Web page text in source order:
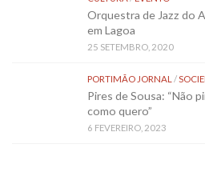
Orquestra de Jazz do
em Lagoa
25 SETEMBRO, 2020
PORTIMÃO JORNAL /
Pires de Sousa: “Não
como quero”
6 FEVEREIRO, 2023